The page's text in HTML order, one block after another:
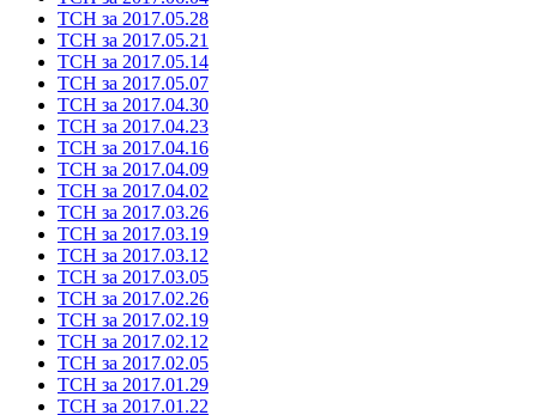
ТСН за 2017.05.28
ТСН за 2017.05.21
ТСН за 2017.05.14
ТСН за 2017.05.07
ТСН за 2017.04.30
ТСН за 2017.04.23
ТСН за 2017.04.16
ТСН за 2017.04.09
ТСН за 2017.04.02
ТСН за 2017.03.26
ТСН за 2017.03.19
ТСН за 2017.03.12
ТСН за 2017.03.05
ТСН за 2017.02.26
ТСН за 2017.02.19
ТСН за 2017.02.12
ТСН за 2017.02.05
ТСН за 2017.01.29
ТСН за 2017.01.22